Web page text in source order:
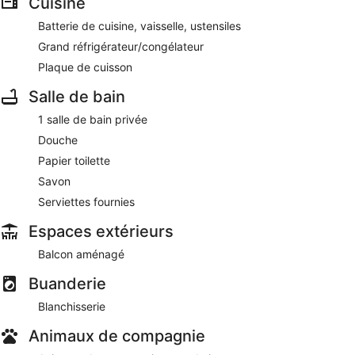
Batterie de cuisine, vaisselle, ustensiles
Grand réfrigérateur/congélateur
Plaque de cuisson
Salle de bain
1 salle de bain privée
Douche
Papier toilette
Savon
Serviettes fournies
Espaces extérieurs
Balcon aménagé
Buanderie
Blanchisserie
Animaux de compagnie